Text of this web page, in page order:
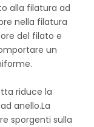
alla filatura ad
nella filatura
del filato e
un
riduce la
anello.La
sporgenti sulla